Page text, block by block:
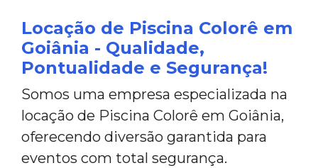
Locação de Piscina Colorê em
Goiânia - Qualidade,
Pontualidade e Segurança!
Somos uma empresa especializada na
locação de Piscina Colorê em Goiânia,
oferecendo diversão garantida para
eventos com total segurança.